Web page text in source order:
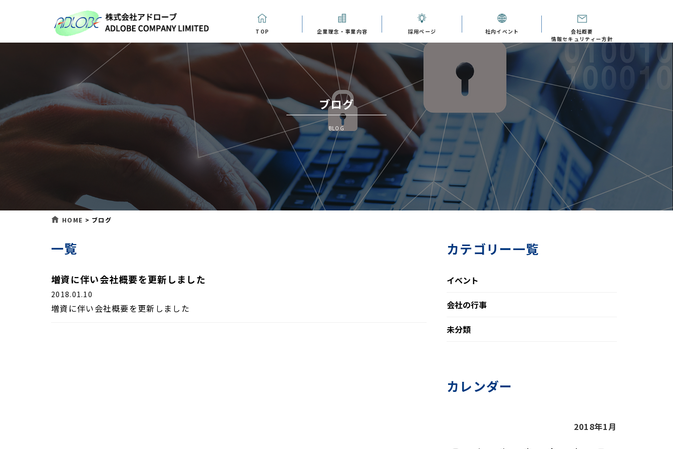
TOP 企業理念・事業内容 採用ページ 社内イベント
会社概要
情報セキュリティー方針
ブログ
BLOG
HOME > ブログ
一覧
増資に伴い会社概要を更新しました
2018.01.10
増資に伴い会社概要を更新しました
カテゴリー一覧
イベント
会社の行事
未分類
カレンダー
2018年1月